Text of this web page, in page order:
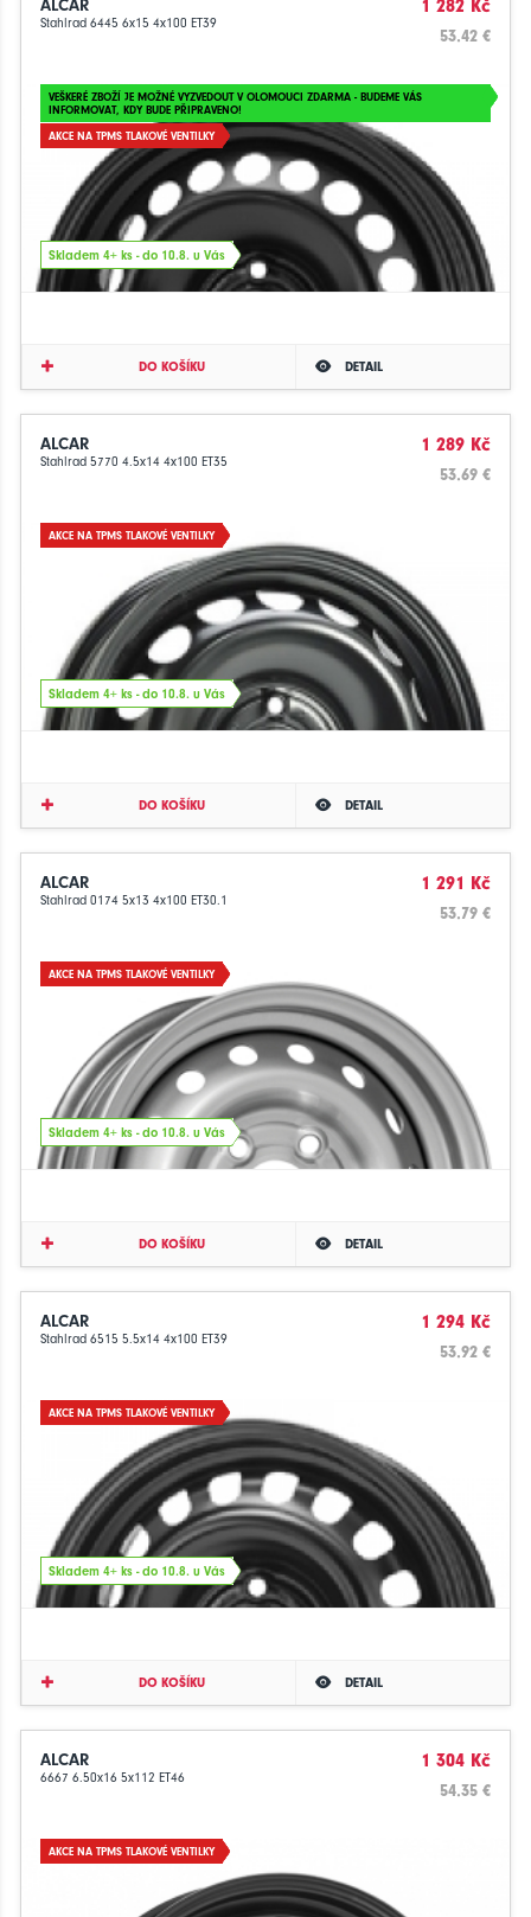
ALCAR
Stahlrad 6445 6x15 4x100 ET39
1 282 Kč
53.42 €
VEŠKERÉ ZBOŽÍ JE MOŽNÉ VYZVEDOUT V OLOMOUCI ZDARMA - BUDEME VÁS
INFORMOVAT, KDY BUDE PŘIPRAVENO!
AKCE NA TPMS TLAKOVÉ VENTILKY
Skladem 4+ ks - do 10.8. u Vás
DO KOŠÍKU DETAIL
ALCAR
Stahlrad 5770 4.5x14 4x100 ET35
1 289 Kč
53.69 €
AKCE NA TPMS TLAKOVÉ VENTILKY
Skladem 4+ ks - do 10.8. u Vás
DO KOŠÍKU DETAIL
ALCAR
Stahlrad 0174 5x13 4x100 ET30.1
1 291 Kč
53.79 €
AKCE NA TPMS TLAKOVÉ VENTILKY
Skladem 4+ ks - do 10.8. u Vás
DO KOŠÍKU DETAIL
ALCAR
Stahlrad 6515 5.5x14 4x100 ET39
1 294 Kč
53.92 €
AKCE NA TPMS TLAKOVÉ VENTILKY
Skladem 4+ ks - do 10.8. u Vás
DO KOŠÍKU DETAIL
ALCAR
6667 6.50x16 5x112 ET46
1 304 Kč
54.35 €
AKCE NA TPMS TLAKOVÉ VENTILKY